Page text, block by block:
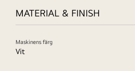
MATERIAL & FINISH
Maskinens färg
Vit